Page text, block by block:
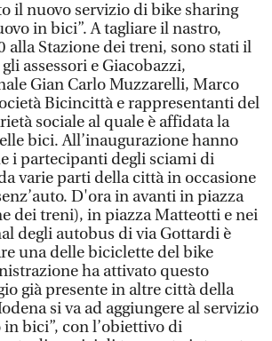
il nuovo servizio di bike sharing
in bici”. A tagliare il nastro,
alla Stazione dei treni, sono stati il
assessori e Giacobazzi,
Gian Carlo Muzzarelli, Marco
Bicincittà e rappresentanti del
sociale al quale è affidata la
bici. All’inaugurazione hanno
i partecipanti degli sciami di
varie parti della città in occasione
D'ora in avanti in piazza
dei treni), in piazza Matteotti e nei
degli autobus di via Gottardi è
una delle biciclette del bike
ha attivato questo
già presente in altre città della
si va ad aggiungere al servizio
in bici”, con l’obiettivo di